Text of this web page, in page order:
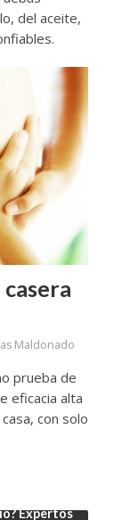
del aceite,
Maldonado
prueba de
eficacia alta
con solo
Expertos